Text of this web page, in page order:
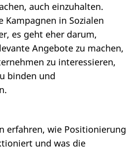
auch einzuhalten.
Kampagnen in Sozialen
es geht eher darum,
Angebote zu machen,
zu interessieren,
binden und
erfahren, wie Positionierung
und was die